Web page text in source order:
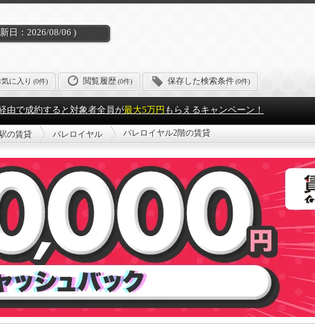
日：2026/08/06 )
気に入り (0件) 閲覧履歴(0件) 保存した検索条件(0件)
由で成約すると対象者全員が最大5万円 もらえるキャンペーン！
の賃貸 パレロイヤル パレロイヤル2階の賃貸